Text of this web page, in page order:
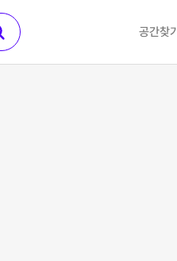
공간찾기